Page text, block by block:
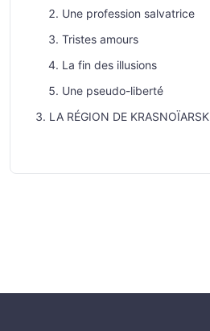
Une profession salvatrice
Tristes amours
La fin des illusions
Une pseudo-liberté
LA RÉGION DE KRASNOÏARSK